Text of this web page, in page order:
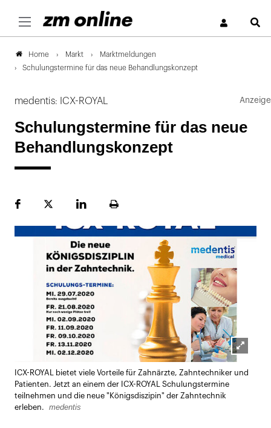
Home Markt
Marktmeldungen
Schulungstermine für das neue Behandlungskonzept
medentis: ICX-ROYAL
Schulungstermine für das neue
Behandlungskonzept
FacebookPlattformLinekdInSeite
Lightbox
öffnen
ICX-ROYAL bietet viele Vorteile für Zahnärzte, Zahntechniker und
Patienten. Jetzt an einem der ICX-ROYAL Schulungstermine
teilnehmen und die neue "Königsdiszipin" der Zahntechnik
erleben.
medentis